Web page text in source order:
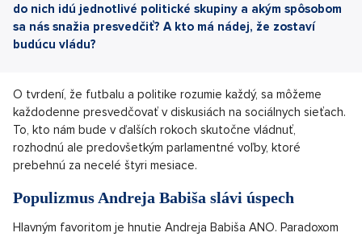
do nich idú jednotlivé politické skupiny a akým spôsobom
sa nás snažia presvedčiť? A kto má nádej, že zostaví
budúcu vládu?
O tvrdení, že futbalu a politike rozumie každý, sa môžeme
každodenne presvedčovať v diskusiách na sociálnych sieťach.
To, kto nám bude v ďalších rokoch skutočne vládnuť,
rozhodnú ale predovšetkým parlamentné voľby, ktoré
prebehnú za necelé štyri mesiace.
Populizmus Andreja Babiša slávi úspech
Hlavným favoritom je hnutie Andreja Babiša ANO. Paradoxom